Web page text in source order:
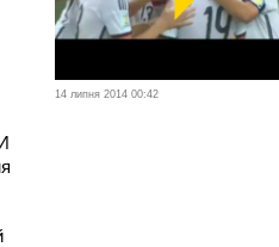
14 липня 2014 00:42